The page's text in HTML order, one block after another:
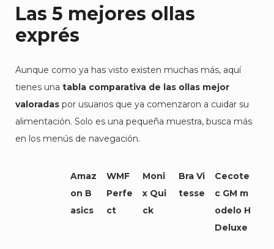
Las 5 mejores ollas
exprés
Aunque como ya has visto existen muchas más, aquí
tienes una tabla comparativa de las ollas mejor
valoradas por usuarios que ya comenzaron a cuidar su
alimentación. Solo es una pequeña muestra, busca más
en los menús de navegación.
Amaz
on B
asics
WMF
Perfe
ct
Moni
x Qui
ck
Bra Vi
tesse
Cecote
c GM m
odelo H
Deluxe